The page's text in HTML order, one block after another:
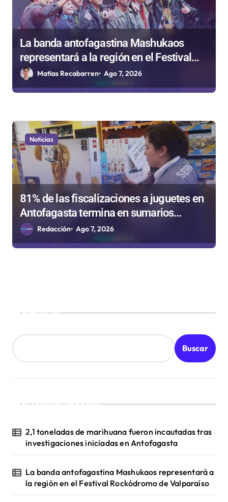
La banda antofagastina Mashukaos
representará a la región en el Festival
Rockódromo de Valparaíso
Matias Recabarren Ago 7, 2026
Noticias
81% de las fiscalizaciones a juguetes en
Antofagasta termina en sumarios
sanitarios
Redacción Ago 7, 2026
Buscar
Buscar
¡Ultimas Noticias!
2,1 toneladas de marihuana fueron incautadas tras
investigaciones iniciadas en Antofagasta
La banda antofagastina Mashukaos representará a
la región en el Festival Rockódromo de Valparaíso